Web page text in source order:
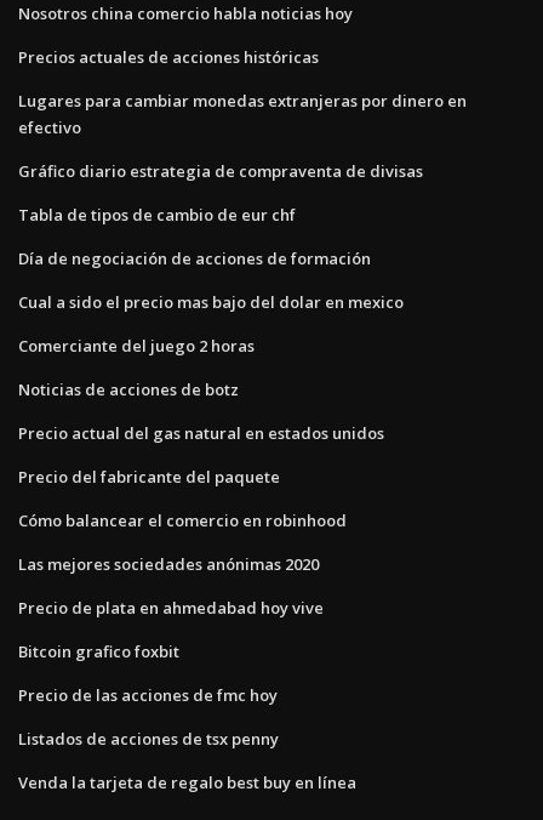
Nosotros china comercio habla noticias hoy
Precios actuales de acciones históricas
Lugares para cambiar monedas extranjeras por dinero en
efectivo
Gráfico diario estrategia de compraventa de divisas
Tabla de tipos de cambio de eur chf
Día de negociación de acciones de formación
Cual a sido el precio mas bajo del dolar en mexico
Comerciante del juego 2 horas
Noticias de acciones de botz
Precio actual del gas natural en estados unidos
Precio del fabricante del paquete
Cómo balancear el comercio en robinhood
Las mejores sociedades anónimas 2020
Precio de plata en ahmedabad hoy vive
Bitcoin grafico foxbit
Precio de las acciones de fmc hoy
Listados de acciones de tsx penny
Venda la tarjeta de regalo best buy en línea